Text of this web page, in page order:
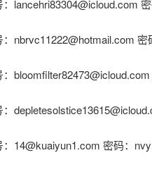
：lancehri83304@icloud.com
：nbrvc11222@hotmail.com
：
：
：14@kuaiyun1.com 密码：